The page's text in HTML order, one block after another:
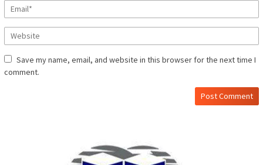
Save my name, email, and website in this browser for the next time I
comment.